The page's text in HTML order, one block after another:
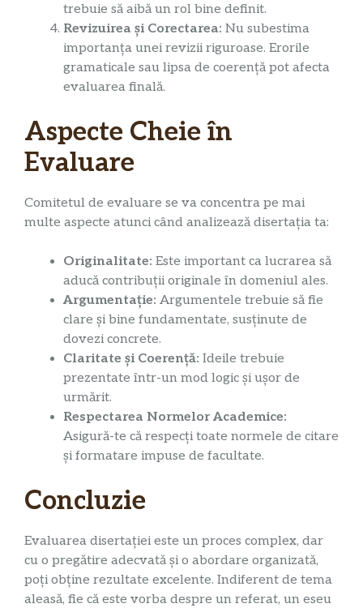
trebuie să aibă un rol bine definit.
Revizuirea și Corectarea: Nu subestima
importanța unei revizii riguroase. Erorile
gramaticale sau lipsa de coerență pot afecta
evaluarea finală.
Aspecte Cheie în
Evaluare
Comitetul de evaluare se va concentra pe mai
multe aspecte atunci când analizează disertația ta:
Originalitate: Este important ca lucrarea să
aducă contribuții originale în domeniul ales.
Argumentație: Argumentele trebuie să fie
clare și bine fundamentate, susținute de
dovezi concrete.
Claritate și Coerență: Ideile trebuie
prezentate într-un mod logic și ușor de
urmărit.
Respectarea Normelor Academice:
Asigură-te că respecți toate normele de citare
și formatare impuse de facultate.
Concluzie
Evaluarea disertației este un proces complex, dar
cu o pregătire adecvată și o abordare organizată,
poți obține rezultate excelente. Indiferent de tema
aleasă, fie că este vorba despre un referat, un eseu